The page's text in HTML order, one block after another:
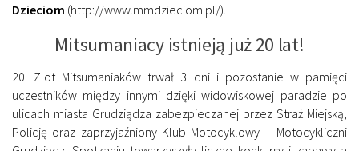
Dzieciom (http://www.mmdzieciom.pl/).
Mitsumaniacy istnieją już 20 lat!
20. Zlot Mitsumaniaków trwał 3 dni i pozostanie w pamięci
uczestników między innymi dzięki widowiskowej paradzie po
ulicach miasta Grudziądza zabezpieczanej przez Straż Miejską,
Policję oraz zaprzyjaźniony Klub Motocyklowy – Motocykliczni